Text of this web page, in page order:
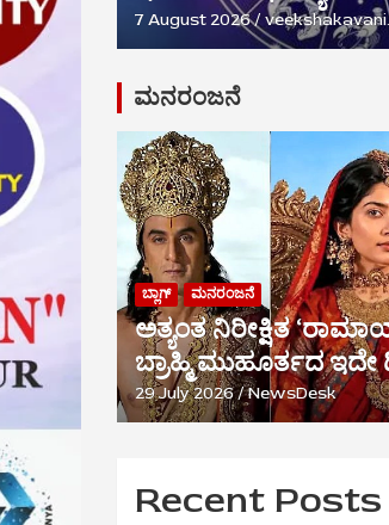
7 August 2026
ಮನರಂಜನೆ
ಬ್ಲಾಗ್ ಮನರಂಜನೆ
ಅತ್ಯಂತ ನಿರೀಕ್ಷಿತ
ಬ್ರಾಹ್ಮಿ ಮುಹೂರ್ತದ
29 July 2026 NewsDesk
Recent Posts